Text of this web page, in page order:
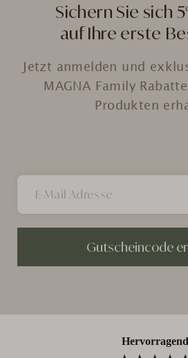
Sichern Sie sich
auf Ihre erste
Jetzt anmelden und
MAGNA Family
Produkten
Gutscheincode
Hervorragend